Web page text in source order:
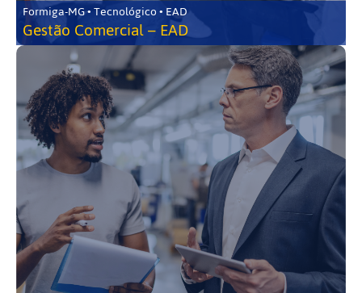
Formiga-MG • Tecnológico • EAD
Gestão Comercial – EAD